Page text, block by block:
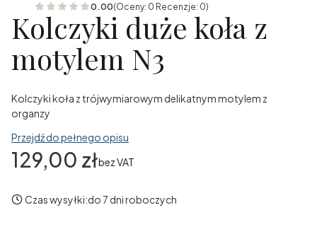
0.00(Oceny: 0 Recenzje: 0)
Kolczyki duże koła z
motylem N3
Kolczyki koła z trójwymiarowym delikatnym motylem z
organzy
Przejdź do pełnego opisu
Cena
129,00 złbez VAT
Czas wysyłki:do 7 dni roboczych